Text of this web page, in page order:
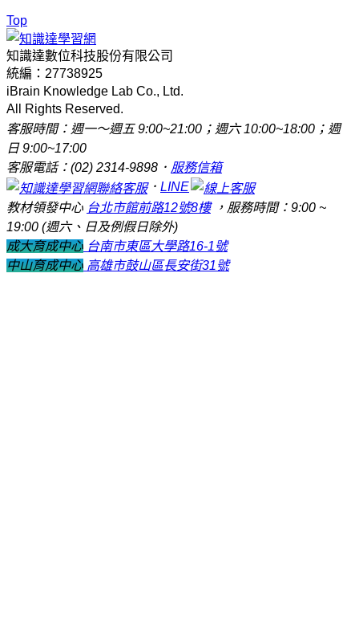
Top
知識達數位科技股份有限公司
統編：27738925
iBrain Knowledge Lab Co., Ltd.
All Rights Reserved.
客服時間：週一～週五 9:00~21:00；週六 10:00~18:00；週
日 9:00~17:00
客服電話：(02) 2314-9898． 服務信箱
． LINE
教材領發中心 台北市館前路12號8樓，服務時間：9:00 ~
19:00 (週六、日及例假日除外)
成大育成中心 台南市東區大學路16-1號
中山育成中心 高雄市鼓山區長安街31號